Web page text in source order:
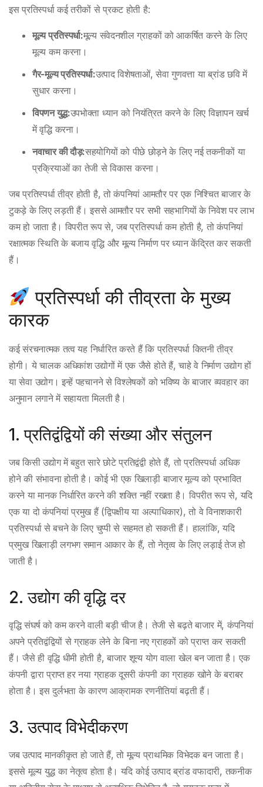
इस प्रतिस्पर्धा कई तरीकों से प्रकट होती है:
मूल्य प्रतिस्पर्धा:मूल्य संवेदनशील ग्राहकों को आकर्षित करने के लिए
मूल्य कम करना।
गैर-मूल्य प्रतिस्पर्धा:उत्पाद विशेषताओं, सेवा गुणवत्ता या ब्रांड छवि में
सुधार करना।
विपणन युद्ध:उपभोक्ता ध्यान को नियंत्रित करने के लिए विज्ञापन खर्च
में वृद्धि करना।
नवाचार की दौड़:सहयोगियों को पीछे छोड़ने के लिए नई तकनीकों या
प्रक्रियाओं का तेजी से विकास करना।
जब प्रतिस्पर्धा तीव्र होती है, तो कंपनियां आमतौर पर एक निश्चित बाजार के
टुकड़े के लिए लड़ती हैं। इससे आमतौर पर सभी सहभागियों के निवेश पर लाभ
कम हो जाता है। विपरीत रूप से, जब प्रतिस्पर्धा कम होती है, तो कंपनियां
रक्षात्मक स्थिति के बजाय वृद्धि और मूल्य निर्माण पर ध्यान केंद्रित कर सकती
हैं।
प्रतिस्पर्धा की तीव्रता के मुख्य
कारक
कई संरचनात्मक तत्व यह निर्धारित करते हैं कि प्रतिस्पर्धा कितनी तीव्र
होगी। ये चालक अधिकांश उद्योगों में एक जैसे होते हैं, चाहे वे निर्माण उद्योग हों
या सेवा उद्योग। इन्हें पहचानने से विश्लेषकों को भविष्य के बाजार व्यवहार का
अनुमान लगाने में सहायता मिलती है।
1. प्रतिद्वंद्वियों की संख्या और संतुलन
जब किसी उद्योग में बहुत सारे छोटे प्रतिद्वंद्वी होते हैं, तो प्रतिस्पर्धा अधिक
होने की संभावना होती है। कोई भी एक खिलाड़ी बाजार मूल्य को प्रभावित
करने या मानक निर्धारित करने की शक्ति नहीं रखता है। विपरीत रूप से, यदि
एक या दो कंपनियां प्रमुख हैं (द्विपक्षीय या अल्पाधिकार), तो वे विनाशकारी
प्रतिस्पर्धा से बचने के लिए चुप्पी से सहमत हो सकती हैं। हालांकि, यदि
प्रमुख खिलाड़ी लगभग समान आकार के हैं, तो नेतृत्व के लिए लड़ाई तेज हो
जाती है।
2. उद्योग की वृद्धि दर
वृद्धि संघर्ष को कम करने वाली बड़ी चीज है। तेजी से बढ़ते बाजार में, कंपनियां
अपने प्रतिद्वंद्वियों से ग्राहक लेने के बिना नए ग्राहकों को प्राप्त कर सकती
हैं। जैसे ही वृद्धि धीमी होती है, बाजार शून्य योग वाला खेल बन जाता है। एक
कंपनी द्वारा प्राप्त हर नया ग्राहक दूसरी कंपनी का ग्राहक खोने के बराबर
होता है। इस दुर्लभता के कारण आक्रामक रणनीतियां बढ़ती हैं।
3. उत्पाद विभेदीकरण
जब उत्पाद मानकीकृत हो जाते हैं, तो मूल्य प्राथमिक विभेदक बन जाता है।
इससे मूल्य युद्ध का नेतृत्व होता है। यदि कोई उत्पाद ब्रांड वफादारी, तकनीक